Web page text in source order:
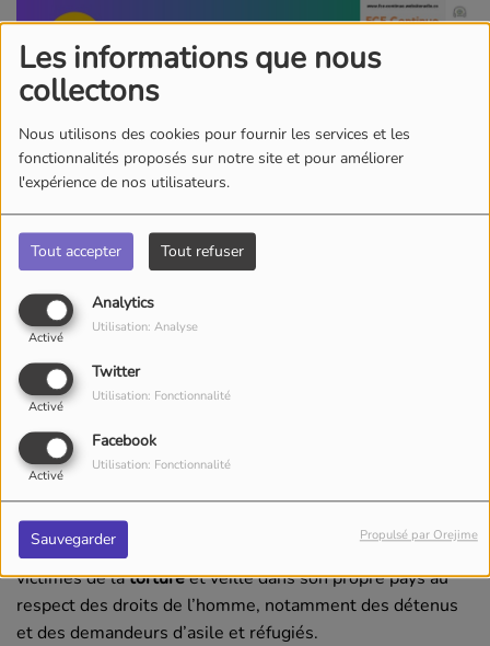
Les informations que nous
collectons
Nous utilisons des cookies pour fournir les services et les
fonctionnalités proposés sur notre site et pour améliorer
l'expérience de nos utilisateurs.
Tout accepter Tout refuser
Analytics
Activé
Utilisation: Analyse
Twitter
Activé
Utilisation: Fonctionnalité
Facebook
Activé
Utilisation: Fonctionnalité
Sauvegarder Propulsé par Orejime
Écouter le podcast
L’ACATs’oppose à la peine de mort
victimes de latortureet veille dans son propre pays au
respect des droits de l’homme, notamment des détenus
et des demandeurs d’asile et réfugiés.